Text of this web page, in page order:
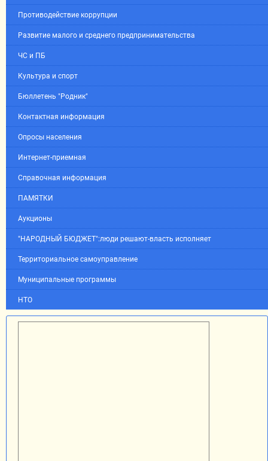
Противодействие коррупции
Развитие малого и среднего предпринимательства
ЧС и ПБ
Культура и спорт
Бюллетень "Родник"
Контактная информация
Опросы населения
Интернет-приемная
Справочная информация
ПАМЯТКИ
Аукционы
"НАРОДНЫЙ БЮДЖЕТ":люди решают-власть исполняет
Территориальное самоуправление
Муниципальные программы
НТО